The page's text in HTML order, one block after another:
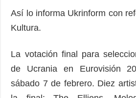
Fotos
Video
Así lo informa Ukrinform con
Kultura.
La votación final para
de Ucrania en Eurovisión
sábado 7 de febrero. Diez